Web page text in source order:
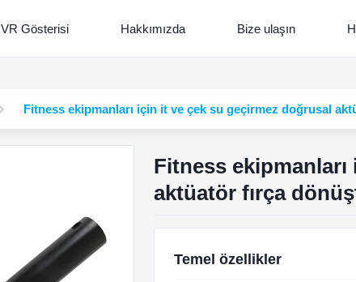
VR Gösterisi Hakkımızda Bize ulaşın
Fitness ekipmanları için it ve çek su geçirmez doğrusal
Fitness
aktüatör fırça
Temel özellikler